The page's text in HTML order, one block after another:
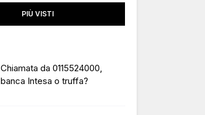
PIÙ VISTI
Chiamata da 0115524000,
banca Intesa o truffa?